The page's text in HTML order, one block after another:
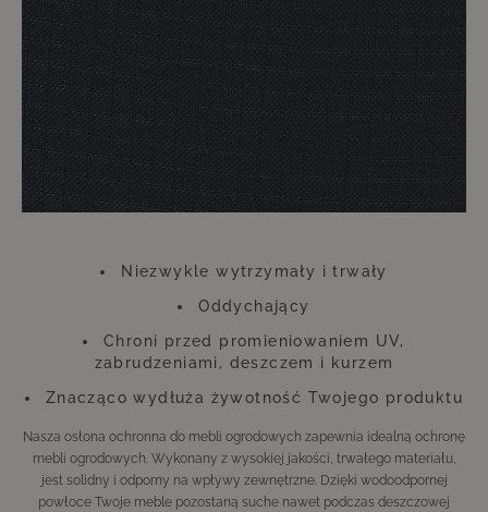
wypadku nie powinieneś oszczędzać. Ta niewielka inwestycja zwróci się
stokrotnie, dzięki czemu przez długi czas będziesz mógł cieszyć się
meblami wyglądającymi jak nowe.
Należy pamiętać, że pokrowce mogą zmieniać kolor pod wpływem
promieniowania UV. Nie wpływa to jednak ani na funkcję, ani na trwałość
pokrowca. Pokrowiec wykonany jest z poliestru.
Niezwykle wytrzymały i trwały
Oddychający
Chroni przed promieniowaniem UV,
zabrudzeniami, deszczem i kurzem
Znacząco wydłuża żywotność Twojego produktu
Nasza osłona ochronna do mebli ogrodowych zapewnia idealną ochronę
mebli ogrodowych. Wykonany z wysokiej jakości, trwałego materiału,
jest solidny i odporny na wpływy zewnętrzne. Dzięki wodoodpornej
powłoce Twoje meble pozostaną suche nawet podczas deszczowej